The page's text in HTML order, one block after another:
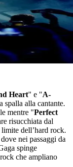
Heart" e "A-
spalla alla cantante.
mentre "Perfect
risucchiata dal
dell’hard rock.
nei passaggi da
spinge
che ampliano